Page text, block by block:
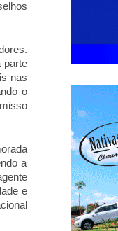
parte
nas
o
a
e